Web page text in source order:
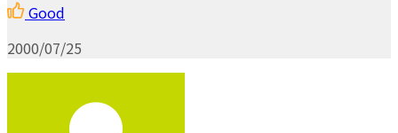
Good
2000/07/25